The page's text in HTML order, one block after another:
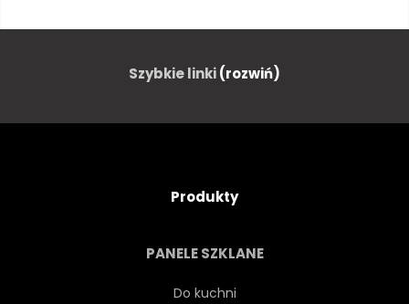
PÓŁKA NASIENIE
ROŚLINA PIEPRZ
WEWNĄTRZ
Szybkie linki(rozwiń)
Produkty
PANELE SZKLANE
Do kuchni